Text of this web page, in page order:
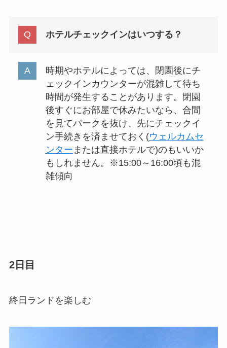
ホテルチェックインはいつする？
時期やホテルによっては、閉園後にチ
ェックインカウンターが混雑して待ち
時間が発生することがあります。閉園
後すぐにお部屋で休みたいなら、合間
を見てパークを抜け、先にチェックイ
ン手続きを済ませておく(ウェルカムセ
ンター または直接ホテルで)のもいいか
もしれません。※15:00～16:00頃も混
雑傾向
2日目
終日ランドを楽しむ